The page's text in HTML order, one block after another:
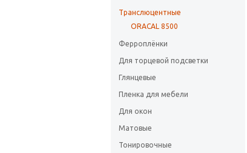
Транслюцентные
ORACAL 8500
Ферроплёнки
Для торцевой подсветки
Глянцевые
Пленка для мебели
Для окон
Матовые
Тонировочные